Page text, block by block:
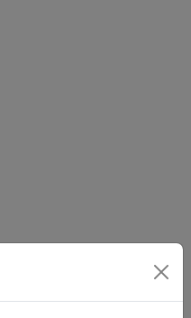
Springen